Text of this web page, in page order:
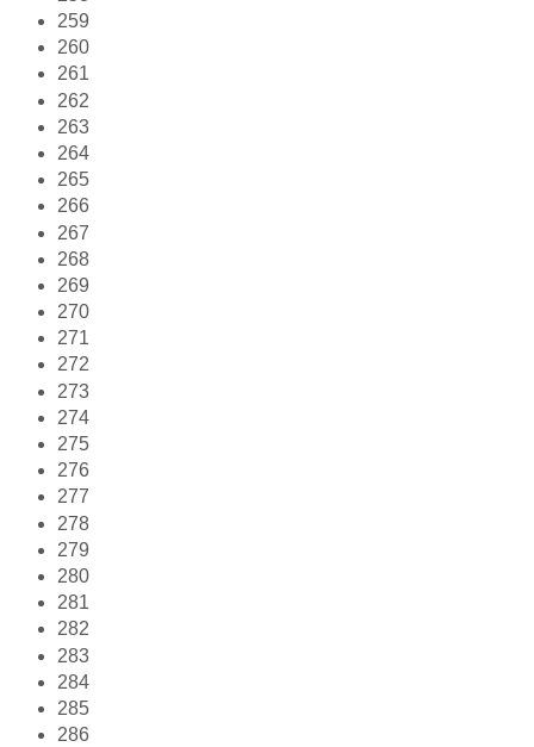
259
260
261
262
263
264
265
266
267
268
269
270
271
272
273
274
275
276
277
278
279
280
281
282
283
284
285
286